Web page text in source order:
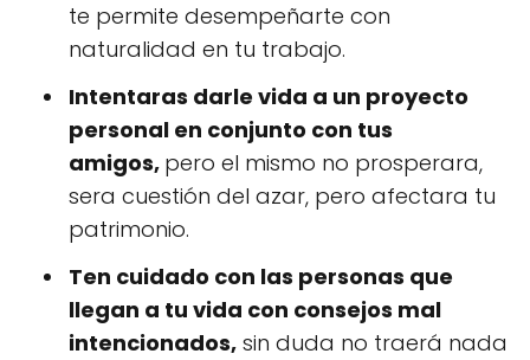
te permite desempeñarte con
naturalidad en tu trabajo.
Intentaras darle vida a un proyecto
personal en conjunto con tus
amigos, pero el mismo no prosperara,
sera cuestión del azar, pero afectara tu
patrimonio.
Ten cuidado con las personas que
llegan a tu vida con consejos mal
intencionados, sin duda no traerá nada